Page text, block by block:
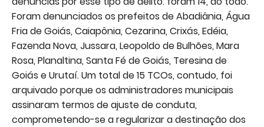
Foram denunciados os prefeitos de Abadiânia, Água
Fria de Goiás, Caiapônia, Cezarina, Crixás, Edéia,
Fazenda Nova, Jussara, Leopoldo de Bulhões, Mara
Rosa, Planaltina, Santa Fé de Goiás, Teresina de
Goiás e Urutaí. Um total de 15 TCOs, contudo, foi
arquivado porque os administradores municipais
assinaram termos de ajuste de conduta,
comprometendo-se a regularizar a destinação dos